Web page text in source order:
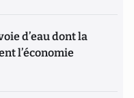
d’eau dont la
l’économie